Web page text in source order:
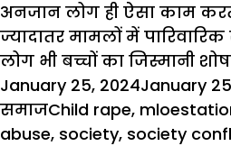
अनजान लोग ही ऐसा काम
ज्यादातर मामलों में
लोग भी बच्चों का जिस्मानी
Posted
on
January 25, 2024January
समाजTags
Child rape,
abuse, society, society